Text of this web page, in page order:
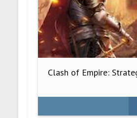
Clash of Empire: